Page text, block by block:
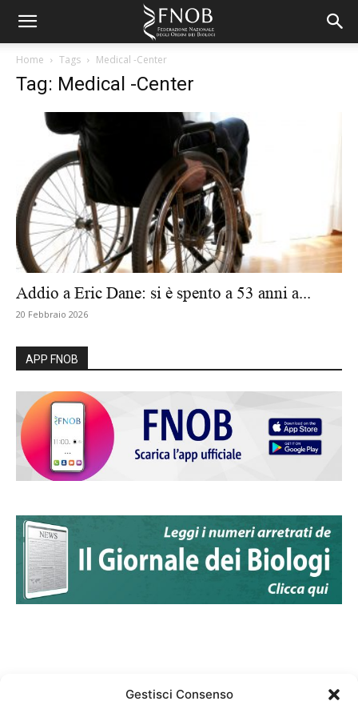
Gestisci Consenso
Home Tags Medical -Center
Tag: Medical -Center
Addio a Eric Dane: si è spento a 53 anni a...
20 Febbraio 2026
APP FNOB